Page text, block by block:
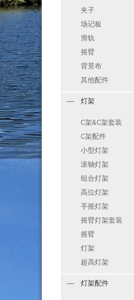
夹子
场记板
滑轨
摇臂
背景布
其他配件
灯架
C架&C架套装
C架配件
小型灯架
滚轴灯架
组合灯架
高位灯架
手摇灯架
摇臂灯架套装
摇臂
灯架
超高灯架
灯架配件